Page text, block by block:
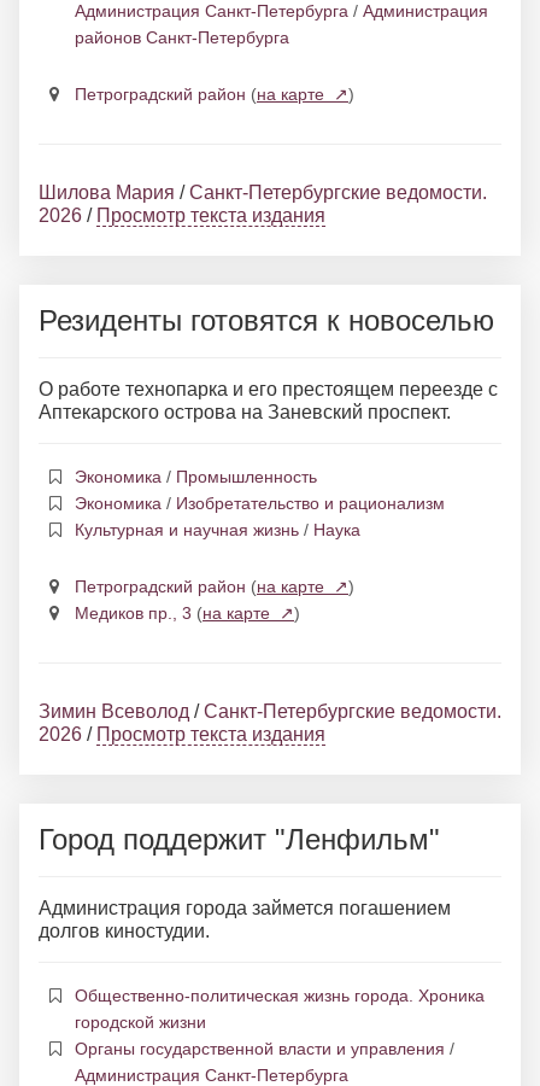
Администрация Санкт-Петербурга / Администрация
районов Санкт-Петербурга
Петроградский район (на карте ↗)
Шилова Мария / Санкт-Петербургские ведомости.
2026 / Просмотр текста издания
Резиденты готовятся к новоселью
О работе технопарка и его престоящем переезде с
Аптекарского острова на Заневский проспект.
Экономика / Промышленность
Экономика / Изобретательство и рационализм
Культурная и научная жизнь / Наука
Петроградский район (на карте ↗)
Медиков пр., 3 (на карте ↗)
Зимин Всеволод / Санкт-Петербургские ведомости.
2026 / Просмотр текста издания
Город поддержит "Ленфильм"
Администрация города займется погашением
долгов киностудии.
Общественно-политическая жизнь города. Хроника
городской жизни
Органы государственной власти и управления /
Администрация Санкт-Петербурга